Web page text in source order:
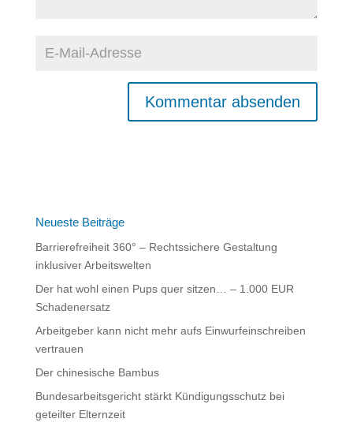
n
v
e
:
Neueste Beiträge
Barrierefreiheit 360° – Rechtssichere Gestaltung
inklusiver Arbeitswelten
Der hat wohl einen Pups quer sitzen… – 1.000 EUR
Schadenersatz
Arbeitgeber kann nicht mehr aufs Einwurfeinschreiben
vertrauen
Der chinesische Bambus
Bundesarbeitsgericht stärkt Kündigungsschutz bei
geteilter Elternzeit